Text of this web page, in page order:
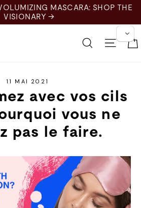
MASCARA: SHOP THE
VISIONARY →
Recherche
11 MAI 2021
avec vos cils
vous ne
pas le faire.